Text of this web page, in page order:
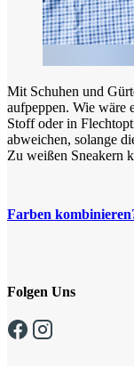
Mit Schuhen und
aufpeppen. Wie wäre
Stoff oder in
abweichen, solange
Zu weißen Sneakern
Farben
Folgen Uns